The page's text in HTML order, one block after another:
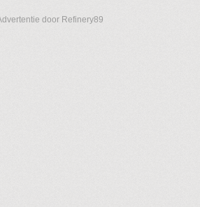
door Refinery89